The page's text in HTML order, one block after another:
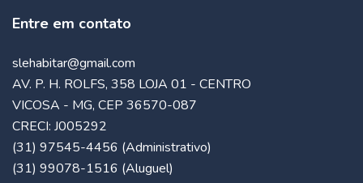
Entre em contato
slehabitar@gmail.com
AV. P. H. ROLFS, 358 LOJA 01 - CENTRO
VICOSA - MG, CEP 36570-087
CRECI: J005292
(31) 97545-4456 (Administrativo)
(31) 99078-1516 (Aluguel)